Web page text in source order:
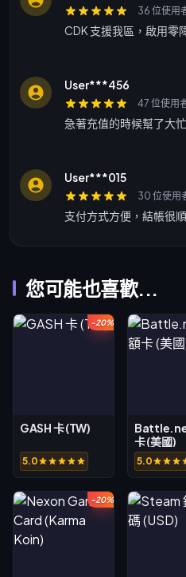
36 位使用
CDK 支援我區，啟用零
User***456
47 位使用
急著充值的時候幫了大忙
User***015
30 位使用
支付方式方便，結帳很順
您可能也喜歡...
-20%
GASH 卡 (TW)
5.0
卡 (美國)
5.0
-20%